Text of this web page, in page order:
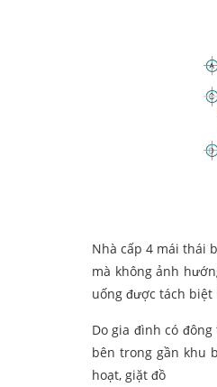
Nhà cấp 4 mái thái
mà không ảnh
uống được tách
Do gia đình có
bên trong gần khu
hoạt, giặt đồ